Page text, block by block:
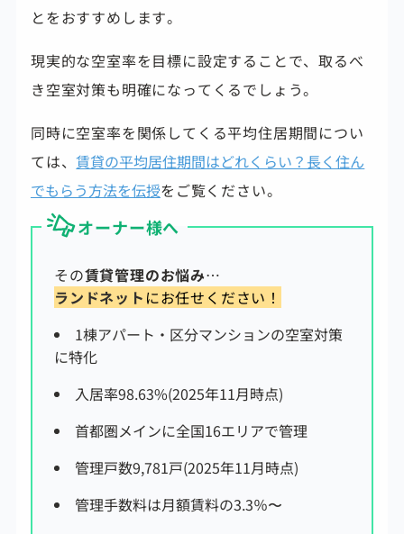
とをおすすめします。
現実的な空室率を目標に設定することで、取るべ
き空室対策も明確になってくるでしょう。
同時に空室率を関係してくる平均住居期間につい
ては、賃貸の平均居住期間はどれくらい？長く住ん
でもらう方法を伝授をご覧ください。
オーナー様へ
その賃貸管理のお悩み…
ランドネット にお任せください！
1棟アパート・区分マンションの空室対策
に特化
入居率98.63%(2025年11月時点)
首都圏メインに全国16エリアで管理
管理戸数9,781戸(2025年11月時点)
管理手数料は月額賃料の3.3％〜